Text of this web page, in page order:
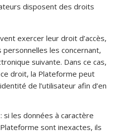
disposent des droits
exercer leur droit d’accès,
les concernant,
suivante. Dans ce cas,
droit, la Plateforme peut
de l’utilisateur afin d’en
les données à caractère
sont inexactes, ils